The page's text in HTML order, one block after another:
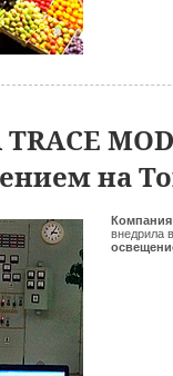
TRACE
на
внедрила